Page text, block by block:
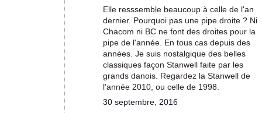
Elle resssemble beaucoup à celle de l'an
dernier. Pourquoi pas une pipe droite ? Ni
Chacom ni BC ne font des droites pour la
pipe de l'année. En tous cas depuis des
années. Je suis nostalgique des belles
classiques façon Stanwell faite par les
grands danois. Regardez la Stanwell de
l'année 2010, ou celle de 1998.
30 septembre, 2016